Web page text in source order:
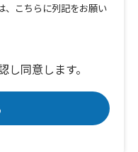
、こちらに列記をお願い
し同意します。